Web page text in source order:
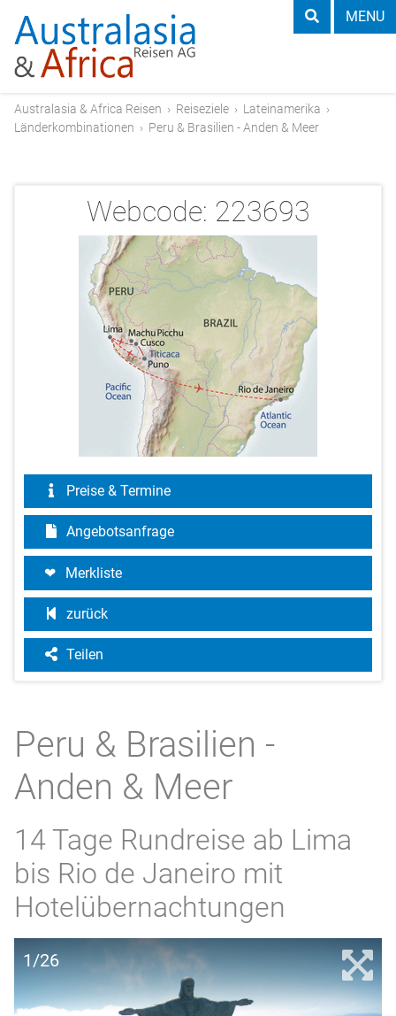
MENU
Australasia & Africa Reisen › Reiseziele › Lateinamerika ›
Länderkombinationen › Peru & Brasilien - Anden & Meer
Webcode: 223693
Preise & Termine
Angebotsanfrage
Merkliste
zurück
Teilen
Peru & Brasilien -
Anden & Meer
14 Tage Rundreise ab Lima
bis Rio de Janeiro mit
Hotelübernachtungen
1/26